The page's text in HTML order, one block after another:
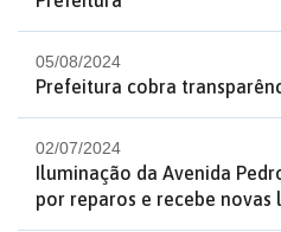
05/08/2024
Prefeitura cobra
02/07/2024
Iluminação da Avenida
por reparos e recebe novas